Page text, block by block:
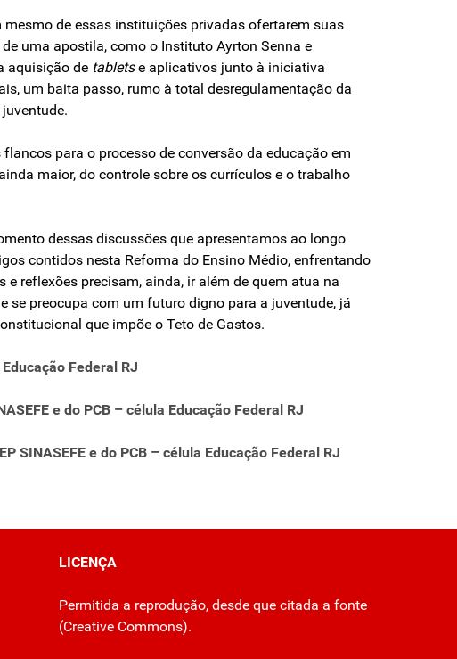
de essas instituições privadas ofertarem suas
uma apostila, como o Instituto Ayrton Senna e
aquisição de tabletse aplicativos junto à iniciativa
um baita passo, rumo à total desregulamentação da
para o processo de conversão da educação em
maior, do controle sobre os currículos e o trabalho
dessas discussões que apresentamos ao longo
contidos nesta Reforma do Ensino Médio, enfrentando
reflexões precisam, ainda, ir além de quem atua na
se preocupa com um futuro digno para a juventude, já
que impõe o Teto de Gastos.
Federal RJ
e do PCB – célula Educação Federal RJ
SINASEFE e do PCB – célula Educação Federal RJ
LICENÇA
Permitida a reprodução, desde que citada a fonte
(Creative Commons).